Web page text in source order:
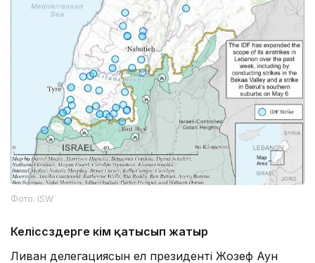
Фото: ISW
Келіссөздерге кім қатысып жатыр
Ливан делегациясын ел президенті Жозеф Аун